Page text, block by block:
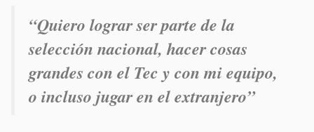
“Quiero lograr ser parte de la
selección nacional, hacer cosas
grandes con el Tec y con mi equipo,
o incluso jugar en el extranjero”